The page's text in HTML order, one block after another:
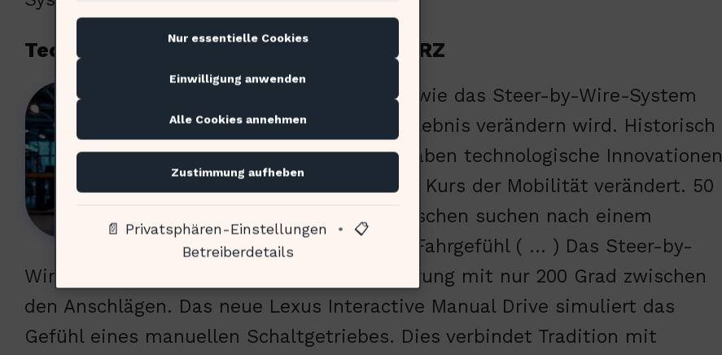
Technologische Innovationen im neuen RZ
Du fragst, wie das Steer-by-Wire-System
das Fahrerlebnis verändern wird. Historisch
gesehen haben technologische Innovationen
immer den Kurs der Mobilität verändert. 50
% der Menschen suchen nach einem
intuitiven Fahrgefühl ( … ) Das Steer-by-
Wire-System ermöglicht eine sanfte Steuerung mit nur 200 Grad zwischen
den Anschlägen. Das neue Lexus Interactive Manual Drive simuliert das
Gefühl eines manuellen Schaltgetriebes. Dies verbindet Tradition mit
Nur essentielle Cookies
Einwilligung anwenden
Alle Cookies annehmen
Zustimmung aufheben
📄 Privatsphären-Einstellungen • 📋
Betreiberdetails